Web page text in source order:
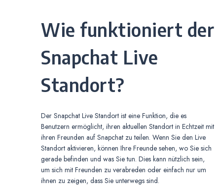
Wie funktioniert der
Snapchat Live
Standort?
Der Snapchat Live Standort ist eine Funktion, die es
Benutzern ermöglicht, ihren aktuellen Standort in Echtzeit mit
ihren Freunden auf Snapchat zu teilen. Wenn Sie den Live
Standort aktivieren, können Ihre Freunde sehen, wo Sie sich
gerade befinden und was Sie tun. Dies kann nützlich sein,
um sich mit Freunden zu verabreden oder einfach nur um
ihnen zu zeigen, dass Sie unterwegs sind.